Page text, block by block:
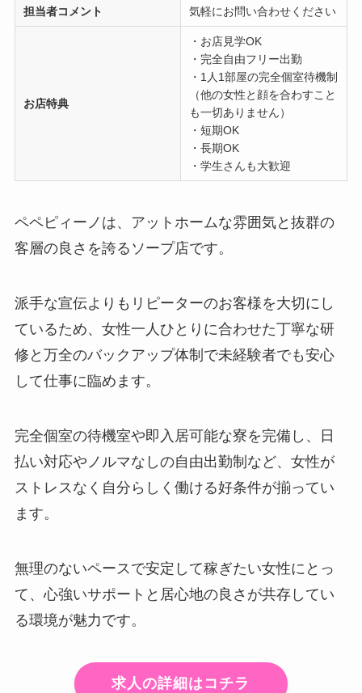
担当者コメント 気軽にお問い合わせください
お店特典
・お店見学OK
・完全自由フリー出勤
・1人1部屋の完全個室待機制
（他の女性と顔を合わすこと
も一切ありません）
・短期OK
・長期OK
・学生さんも大歓迎
ペペピィーノは、アットホームな雰囲気と抜群の
客層の良さを誇るソープ店です。
派手な宣伝よりもリピーターのお客様を大切にし
ているため、女性一人ひとりに合わせた丁寧な研
修と万全のバックアップ体制で未経験者でも安心
して仕事に臨めます。
完全個室の待機室や即入居可能な寮を完備し、日
払い対応やノルマなしの自由出勤制など、女性が
ストレスなく自分らしく働ける好条件が揃ってい
ます。
無理のないペースで安定して稼ぎたい女性にとっ
て、心強いサポートと居心地の良さが共存してい
る環境が魅力です。
求人の詳細はコチラ